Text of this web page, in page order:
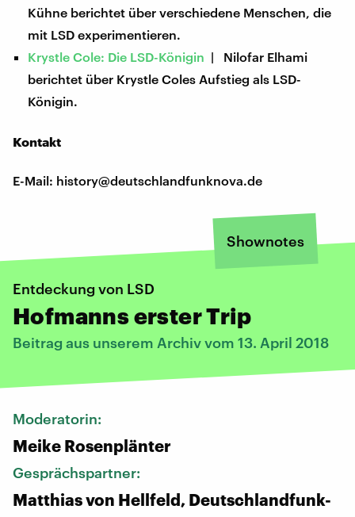
Kühne berichtet über verschiedene Menschen, die
mit LSD experimentieren.
Krystle Cole: Die LSD-Königin | Nilofar Elhami
berichtet über Krystle Coles Aufstieg als LSD-
Königin.
Kontakt
E-Mail: history@deutschlandfunknova.de
Shownotes
Entdeckung von LSD
Hofmanns erster Trip
Beitrag aus unserem Archiv vom 13. April 2018
Moderatorin:
Meike Rosenplänter
Gesprächspartner:
Matthias von Hellfeld, Deutschlandfunk-